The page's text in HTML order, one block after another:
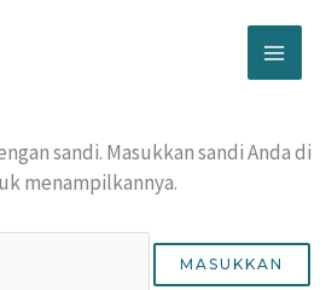
sandi. Masukkan sandi Anda di
menampilkannya.